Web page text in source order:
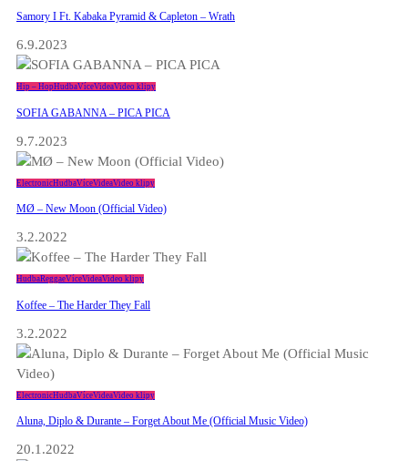
Samory I Ft. Kabaka Pyramid & Capleton – Wrath
6.9.2023
Hip – HopHudbaVíceVideaVideo klipy
SOFIA GABANNA – PICA PICA
9.7.2023
ElectronicHudbaVíceVideaVideo klipy
MØ – New Moon (Official Video)
3.2.2022
HudbaReggaeVíceVideaVideo klipy
Koffee – The Harder They Fall
3.2.2022
ElectronicHudbaVíceVideaVideo klipy
Aluna, Diplo & Durante – Forget About Me (Official Music Video)
20.1.2022